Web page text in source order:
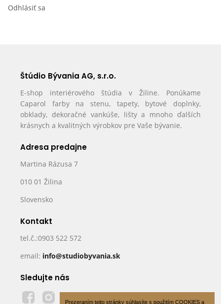
Prezeraním tejto stránky súhlasíte s použitím COOKIES a
Odhlásiť sa
Štúdio Bývania AG, s.r.o.
E-shop interiérového štúdia v Žiline. Ponúkame
Caparol farby na stenu, tapety, bytové doplnky,
obklady, dekoračné vankúše, lišty a mnoho ďalších
krásnych a kvalitných výrobkov pre Vaše bývanie.
Adresa predajne
Martina Rázusa 7
010 01 Žilina
Slovensko
Kontakt
tel.č.:0903 522 572
email: info@studiobyvania.sk
Sledujte nás